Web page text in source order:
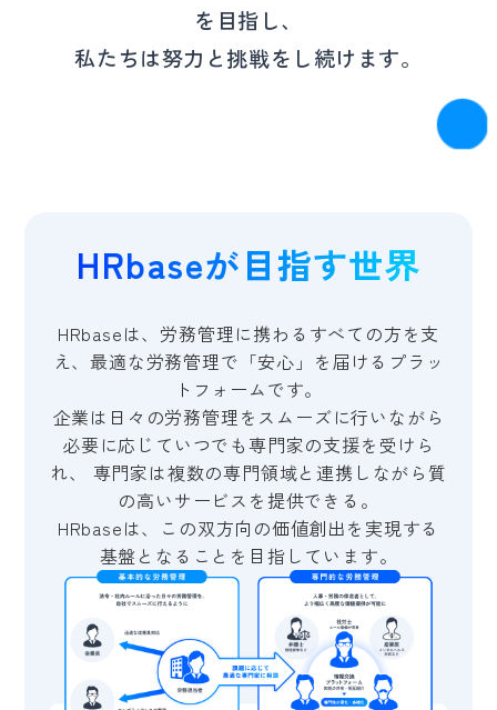
を目指し、
私たちは努力と挑戦をし続けます。
HRbaseが目指す世界
HRbaseは、労務管理に携わるすべての方を支
え、最適な労務管理で「安心」を届けるプラッ
トフォームです。
企業は日々の労務管理をスムーズに行いながら
必要に応じていつでも専門家の支援を受けら
れ、
専門家は複数の専門領域と連携しながら質
の高いサービスを提供できる。
HRbaseは、この双方向の価値創出を実現する
基盤となることを目指しています。